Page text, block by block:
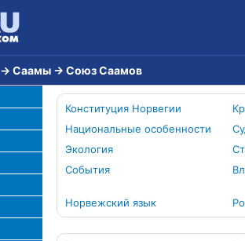
→ Cаамы → Союз Саамов
Конституция Норвегии
Национальные особенности
Экология
События
Норвежский язык